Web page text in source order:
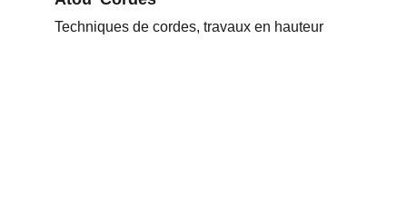
Techniques de cordes, travaux en hauteur